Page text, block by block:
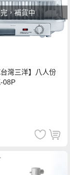
，補貨中
台灣三洋】八人份
08P